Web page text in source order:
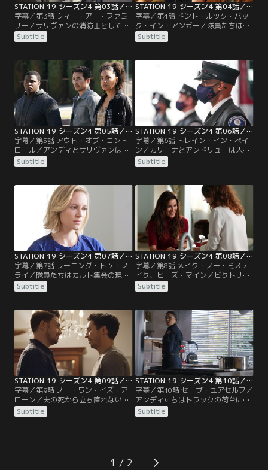
STATION 19 シーズン4 第03話／字幕
字幕／第3話 ウィー・アー・ファミ
リー／サリヴァンの消防士としての
将来を左右する懲戒委員会が開かれ
ることになる。そんな中、シアトル
居で漏電火災が起き、19分署の隊員
たちが救助に駆けつける。
Subtitle
STATION 19 シーズン4 第04話／字幕
字幕／第4話 ドント・ルック・バッ
ク・イン・アンガー／隊員たちは、
ある妊婦の家庭内で起きている緊迫
した争いごとに対処する。トラヴィ
親と向き合う。マヤとカリーナの関
係はだんだんと深まっていくが…。
Subtitle
STATION 19 シーズン4 第05話／字幕
字幕／第5話 アウト・オブ・コント
ロール／アンディとサリヴァンは関
係を保とうとする。ベンは新型コロ
ナウイルスでベイリーの母親が亡く
員たちは、路上で悲鳴を上げる母親
を助けようとして警官との対立を引
き起こす。
Subtitle
STATION 19 シーズン4 第06話／字幕
字幕／第6話 トレイン・イン・ベイ
ン／カリーナとアンドリューは人身
売買の容疑者を追う。警察の協力に
より逮捕するが…。一方、マヤは今
ーンとビクトリアは、ディーンの逮
捕のトラウマを対処しようと奮闘す
Subtitle
STATION 19 シーズン4 第07話／字幕
字幕／第7話 ラーニング・トゥ・フ
ライ／隊員たちはカルト集会の現場
に呼び出される。カルト集団のリー
ダーは飛べると主張し、屋根の上で
親の訪問に驚く。ディーンは、今後
のキャリアに影響を与える難しい決
断をする。
Subtitle
STATION 19 シーズン4 第08話／字幕
字幕／第8話 メイク・ノー・ミステ
イク、ヒーズ・マイン／ビクトリア
は衝撃の事実を知り、彼女の恋愛事
情はまたもや複雑になる。アンディ
に腹を立てる。カリーナの元恋人が
やってきて、マヤは嫉妬心を募らせ
る。
Subtitle
STATION 19 シーズン4 第09話／字幕
字幕／第9話 ノー・ワン・イズ・ア
ローン／夫の死から立ち直れないト
ラヴィスは勘違いからビクトリアに
怒りをぶつけてしまう…。一方ジャ
Subtitle
STATION 19 シーズン4 第10話／字幕
字幕／第10話 セーブ・ユアセルフ／
アンディたちはトラックの荷台に挟
まれた車に閉じ込められた新婚カッ
プルの救出で難しい決断を迫られ
れる。
Subtitle
1